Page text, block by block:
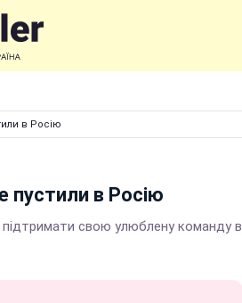
в Росію
пустили в Росію
підтримати свою улюблену команду в